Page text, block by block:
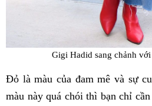
Gigi Hadid sang chảnh
Đỏ là màu của đam mê và sự
màu này quá chói thì bạn chỉ